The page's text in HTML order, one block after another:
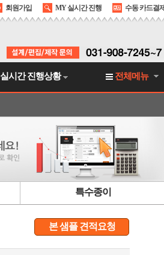
회원가입 MY 실시간 진행 수동 카드결제
전체메뉴
실시간 진행상황
특수종이
본 샘플 견적요청